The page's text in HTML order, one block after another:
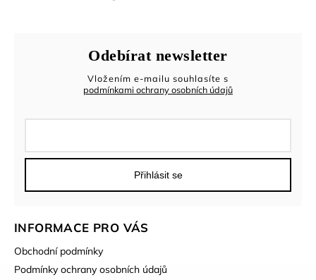
INFORMACE PRO VÁS
Obchodní podmínky
Podmínky ochrany osobních údajů
Odebírat newsletter
Vložením e-mailu souhlasíte s
podmínkami ochrany osobních údajů
Přihlásit se